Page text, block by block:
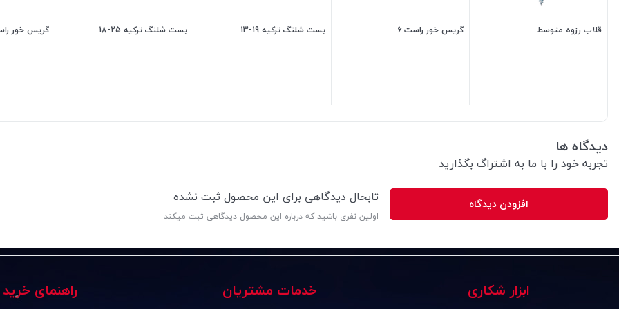
قلاب رزوه متوسط گریس خور راست 6 بست شلنگ ترکیه 19-13 بست شلنگ ترکیه 25-18 گریس خور
دیدگاه ها
تجربه خود را با ما به اشتراگ بگذارید
افزودن دیدگاه تابحال دیدگاهی برای این محصول ثبت نشده
اولین نفری باشید که درباره این محصول دیدگاهی ثبت میکند
ابزار شکاری خدمات مشتریان راهنمای خرید